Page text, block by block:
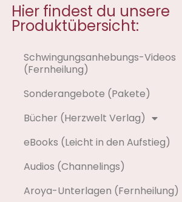
Hier findest du unsere
Produktübersicht:
Schwingungsanhebungs-Videos
(Fernheilung)
Sonderangebote (Pakete)
Bücher (Herzwelt Verlag)
eBooks (Leicht in den Aufstieg)
Audios (Channelings)
Aroya-Unterlagen (Fernheilung)